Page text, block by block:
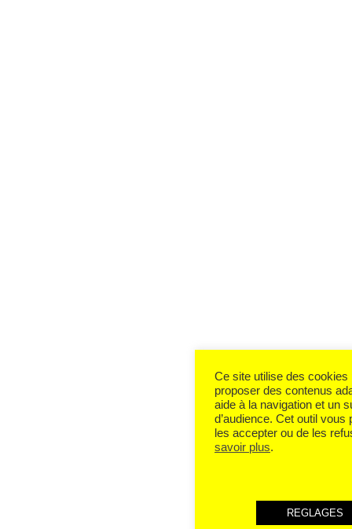
Ce site utilise des cookies
proposer des contenus
aide à la navigation et un
d’audience. Cet outil vous
les accepter ou de les
savoir plus.
REGLAGES